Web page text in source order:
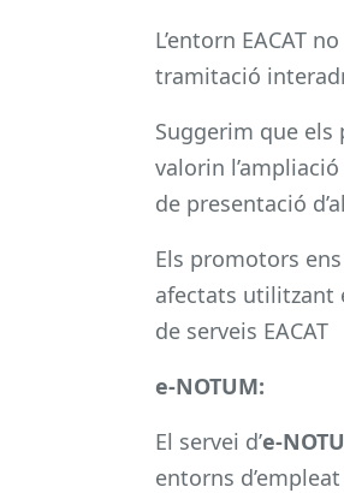
L’entorn EACAT
tramitació
Suggerim que
valorin
de presentació
Els promotors
afectats utilitzant
de serveis EACAT
e-NOTUM:
El servei d’e-
entorns